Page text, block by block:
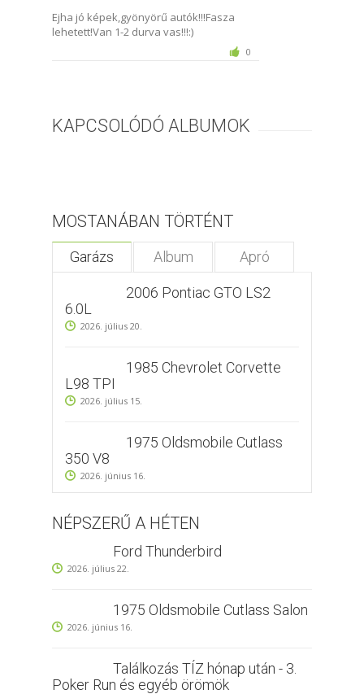
Ejha jó képek,gyönyörű autók!!!Fasza
lehetett!Van 1-2 durva vas!!!:)
0
KAPCSOLÓDÓ ALBUMOK
MOSTANÁBAN TÖRTÉNT
Garázs Album Apró
2006 Pontiac GTO LS2
6.0L
2026. július 20.
1985 Chevrolet Corvette
L98 TPI
2026. július 15.
1975 Oldsmobile Cutlass
350 V8
2026. június 16.
NÉPSZERŰ A HÉTEN
Ford Thunderbird
2026. július 22.
1975 Oldsmobile Cutlass Salon
2026. június 16.
Találkozás TÍZ hónap után - 3.
Poker Run és egyéb örömök